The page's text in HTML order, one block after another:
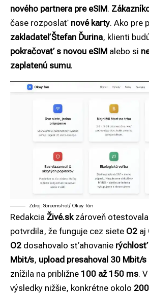
nového partnera pre eSIM.
čase rozposlať nové karty. Ako pre
zakladateľ Štefan Ďurina, klienti
pokračovať s novou eSIM alebo si
zaplatenú sumu.
Zdroj: Screenshot/ Okay fón
Redakcia Živé.skzároveň otestovala
potvrdila, že funguje cez siete O2 aj
O2 dosahovalo sťahovanie rýchlosť
Mbit/s, upload presahoval 30 Mbit/s
znížila na približne 100 až 150 ms. V
výsledky nižšie, konkrétne okolo